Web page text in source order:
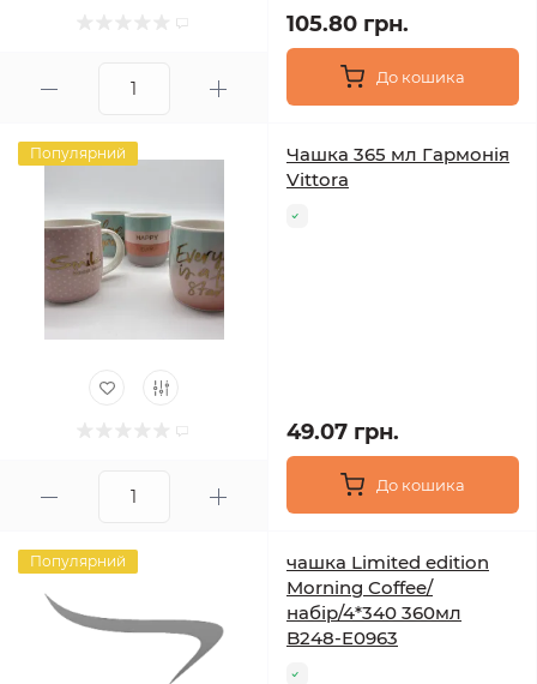
105.80 грн.
До кошика
Популярний
Чашка 365 мл Гармонія
Vittora
49.07 грн.
До кошика
Популярний
чашка Limited edition
Morning Coffee/
набір/4*340 360мл
B248-E0963